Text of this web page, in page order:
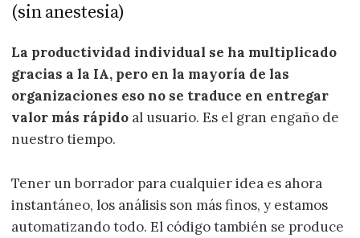
(sin anestesia)
La productividad individual se ha multiplicado
gracias a la IA, pero en la mayoría de las
organizaciones eso no se traduce en entregar
valor más rápido al usuario. Es el gran engaño de
nuestro tiempo.
Tener un borrador para cualquier idea es ahora
instantáneo, los análisis son más finos, y estamos
automatizando todo. El código también se produce